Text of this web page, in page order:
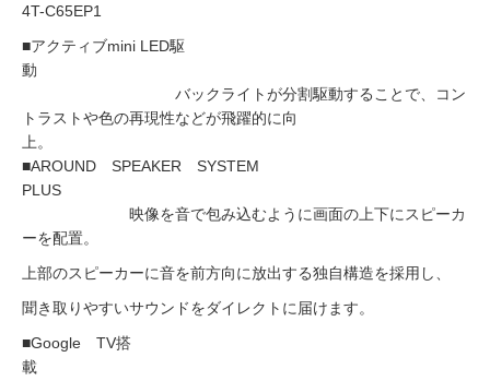
4T-C65EP1
■アクティブmini LED駆
動
バックライトが分割駆動することで、コン
トラストや色の再現性などが飛躍的に向
上。
■AROUND SPEAKER SYSTEM
PLUS
映像を音で包み込むように画面の上下にスピーカ
ーを配置。
上部のスピーカーに音を前方向に放出する独自構造を採用し、
聞き取りやすいサウンドをダイレクトに届けます。
■Google TV搭
載